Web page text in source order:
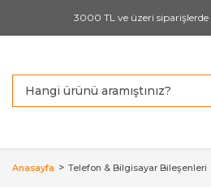
3000 TL ve üzeri siparişlerde
Anasayfa Telefon & Bilgisayar Bileşenleri